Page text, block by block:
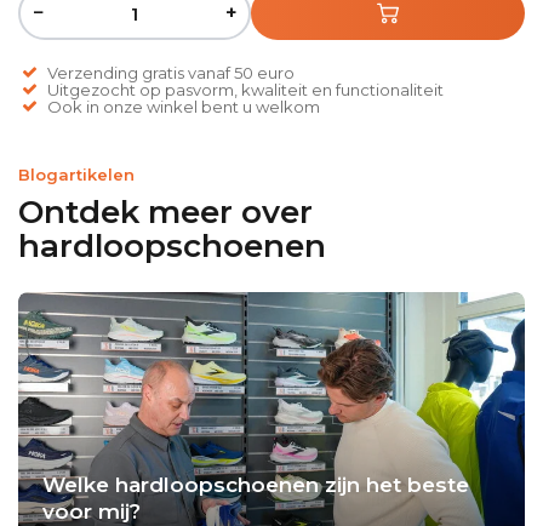
− +
Verzending gratis vanaf 50 euro
Uitgezocht op pasvorm, kwaliteit en functionaliteit
Ook in onze winkel bent u welkom
Blogartikelen
Ontdek meer over
hardloopschoenen
Welke hardloopschoenen zijn het beste
voor mij?